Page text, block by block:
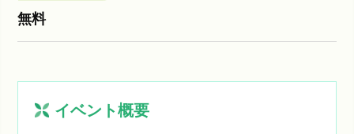
無料
イベント概要